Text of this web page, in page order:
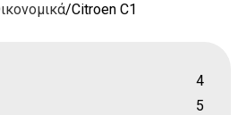
/Citroen C1
4
5